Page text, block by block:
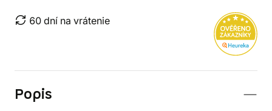
60 dní na vrátenie
Popis